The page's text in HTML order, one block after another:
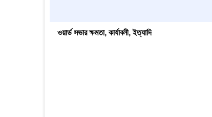
ওয়ার্ড সভার ক্ষমতা, কার্যাবলী, ইত্যাদি